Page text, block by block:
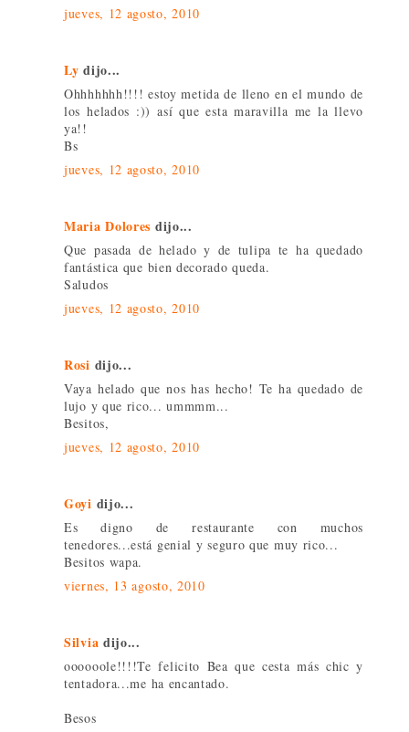
jueves, 12 agosto, 2010
Ly dijo...
Ohhhhhhh!!!! estoy metida de lleno en el mundo de
los helados :)) así que esta maravilla me la llevo
ya!!
Bs
jueves, 12 agosto, 2010
Maria Dolores dijo...
Que pasada de helado y de tulipa te ha quedado
fantástica que bien decorado queda.
Saludos
jueves, 12 agosto, 2010
Rosi dijo...
Vaya helado que nos has hecho! Te ha quedado de
lujo y que rico... ummmm...
Besitos,
jueves, 12 agosto, 2010
Goyi dijo...
Es digno de restaurante con muchos
tenedores...está genial y seguro que muy rico...
Besitos wapa.
viernes, 13 agosto, 2010
Silvia dijo...
oooooole!!!!Te felicito Bea que cesta más chic y
tentadora...me ha encantado.
Besos